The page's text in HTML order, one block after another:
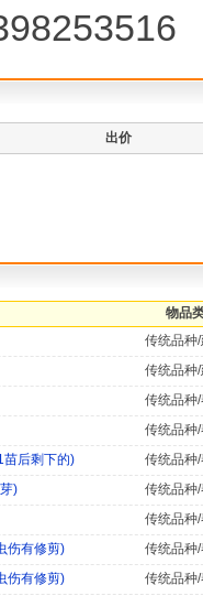
出价
物品
传统品种
传统品种
传统品种
传统品种
苗后剩下的)
传统品种
)
传统品种
传统品种
伤有修剪)
传统品种
伤有修剪)
传统品种